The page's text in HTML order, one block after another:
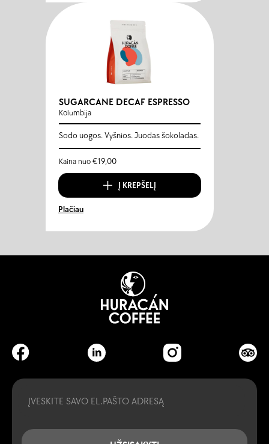
SUGARCANE DECAF ESPRESSO
Kolumbija
Sodo uogos. Vyšnios. Juodas šokoladas.
Kaina nuo€19,00
Į KREPŠELĮ
Plačiau